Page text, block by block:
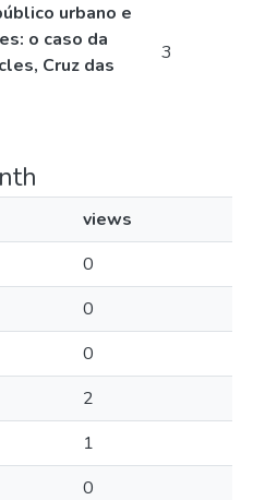
urbano e
o caso da
Cruz das
3
views
0
0
0
2
1
0